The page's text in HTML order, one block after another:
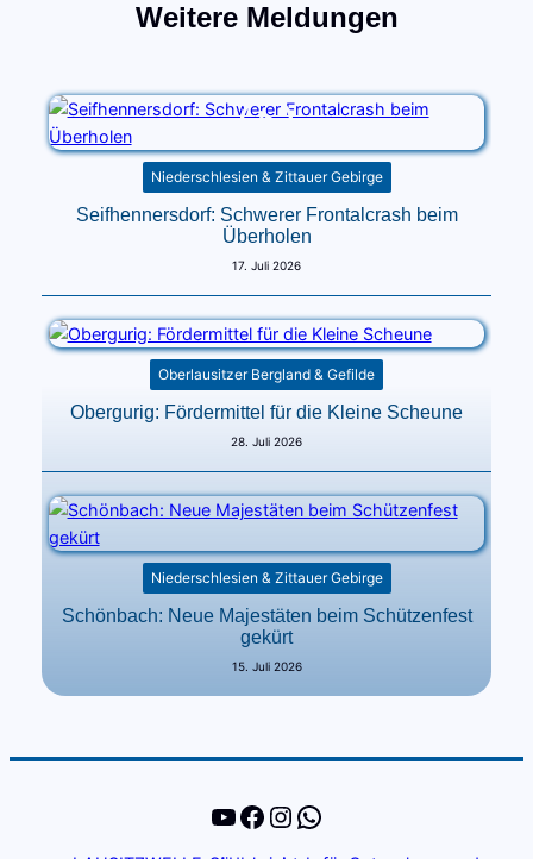
Weitere Meldungen
Niederschlesien & Zittauer Gebirge
Seifhennersdorf: Schwerer Frontalcrash beim
Überholen
17. Juli 2026
Oberlausitzer Bergland & Gefilde
Obergurig: Fördermittel für die Kleine Scheune
28. Juli 2026
Niederschlesien & Zittauer Gebirge
Schönbach: Neue Majestäten beim Schützenfest
gekürt
15. Juli 2026
YouTube
Facebook
Instagram
WhatsApp